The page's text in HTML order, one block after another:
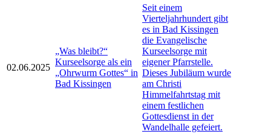
02.06.2025
„Was bleibt?“
Kurseelsorge als ein
„Ohrwurm Gottes“ in
Bad Kissingen
Seit einem
Vierteljahrhundert gibt
es in Bad Kissingen
die Evangelische
Kurseelsorge mit
eigener Pfarrstelle.
Dieses Jubiläum wurde
am Christi
Himmelfahrtstag mit
einem festlichen
Gottesdienst in der
Wandelhalle gefeiert.